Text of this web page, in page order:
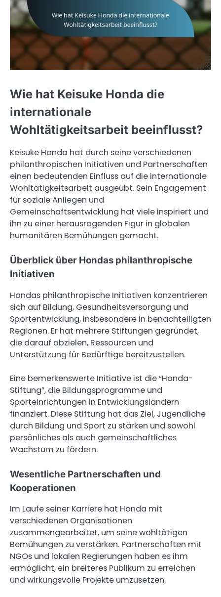
Wie hat Keisuke Honda die
internationale
Wohltätigkeitsarbeit beeinflusst?
Keisuke Honda hat durch seine verschiedenen
philanthropischen Initiativen und Partnerschaften
einen bedeutenden Einfluss auf die internationale
Wohltätigkeitsarbeit ausgeübt. Sein Engagement
für soziale Anliegen und
Gemeinschaftsentwicklung hat viele inspiriert und
ihn zu einer herausragenden Figur in globalen
humanitären Bemühungen gemacht.
Überblick über Hondas philanthropische
Initiativen
Hondas philanthropische Initiativen konzentrieren
sich auf Bildung, Gesundheitsversorgung und
Sportentwicklung, insbesondere in benachteiligten
Regionen. Er hat mehrere Stiftungen gegründet,
die darauf abzielen, Ressourcen und
Unterstützung für Bedürftige bereitzustellen.
Eine bemerkenswerte Initiative ist die “Honda-
Stiftung”, die Bildungsprogramme und
Sporteinrichtungen in Entwicklungsländern
finanziert. Diese Stiftung hat das Ziel, Jugendliche
durch Bildung und Sport zu stärken und sowohl
persönliches als auch gemeinschaftliches
Wachstum zu fördern.
Wesentliche Partnerschaften und
Kooperationen
Im Laufe seiner Karriere hat Honda mit
verschiedenen Organisationen
zusammengearbeitet, um seine wohltätigen
Bemühungen zu verstärken. Partnerschaften mit
NGOs und lokalen Regierungen haben es ihm
ermöglicht, ein breiteres Publikum zu erreichen
und wirkungsvolle Projekte umzusetzen.